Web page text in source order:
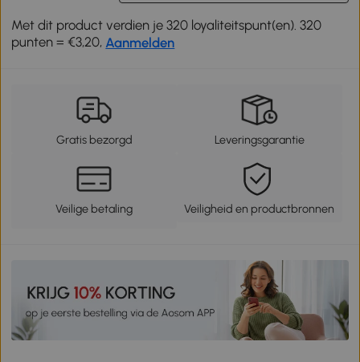
Met dit product verdien je 320 loyaliteitspunt(en). 320
punten = €3,20, Aanmelden
Gratis bezorgd Leveringsgarantie
Veilige betaling Veiligheid en productbronnen